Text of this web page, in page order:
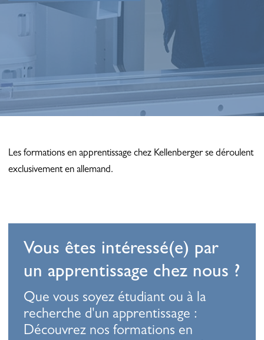
Les formations en apprentissage chez Kellenberger se déroulent
exclusivement en allemand.
Vous êtes intéressé(e) par
un apprentissage chez nous ?
Que vous soyez étudiant ou à la
recherche d'un apprentissage :
Découvrez nos formations en